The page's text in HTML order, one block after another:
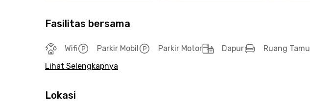
Fasilitas bersama
Wifi Parkir Mobil Parkir Motor Dapur Ruang Tamu
Lihat Selengkapnya
Lokasi